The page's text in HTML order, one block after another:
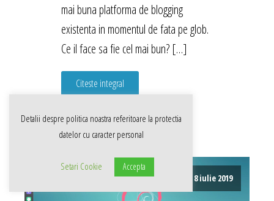
mai buna platforma de blogging
existenta in momentul de fata pe glob.
Ce il face sa fie cel mai bun? […]
Citeste integral
8 iulie 2019
Detalii despre politica noastra referitoare la protectia
datelor cu caracter personal
Setari Cookie Accepta